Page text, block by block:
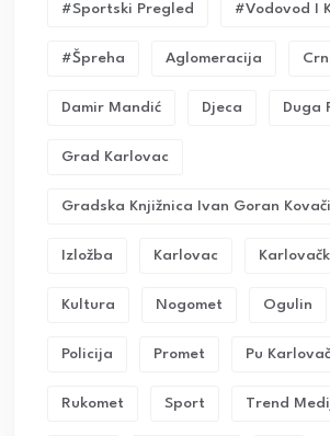
#sportski Pregled #vodovod I
#Špreha Aglomeracija
Damir Mandić Djeca Duga
Grad Karlovac
Gradska Knjižnica Ivan Goran
Izložba Karlovac
Kultura Nogomet Ogulin
Policija Promet Pu
Rukomet Sport Trend